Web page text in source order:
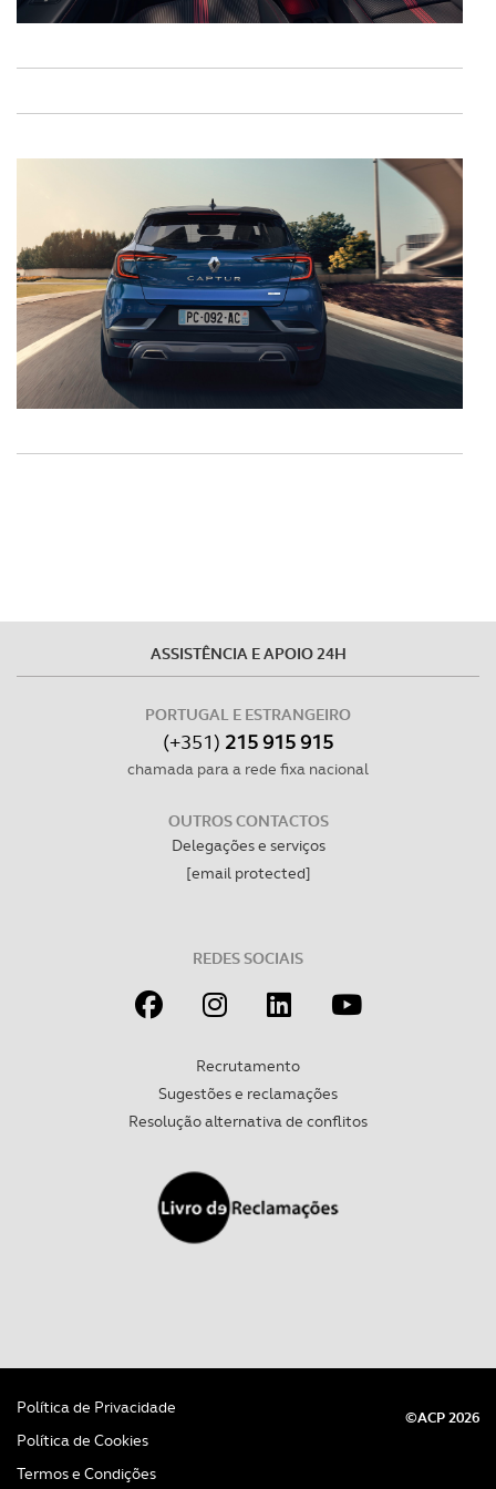
experiência de navegação no Website e nos serviços
ASSISTÊNCIA E APOIO 24H
PORTUGAL E ESTRANGEIRO
(+351) 215 915 915
chamada para a rede fixa nacional
OUTROS CONTACTOS
Delegações e serviços
[email protected]
REDES SOCIAIS
Recrutamento
Sugestões e reclamações
Resolução alternativa de conflitos
Política de Privacidade
Política de Cookies
Termos e Condições
©ACP 2026